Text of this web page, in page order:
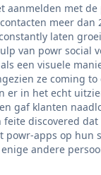
aanmelden met
meer dan
laten
van powr social
een visuele
ze coming
er in het echt
gaf klanten
discovered dat
powr-apps op hun
andere